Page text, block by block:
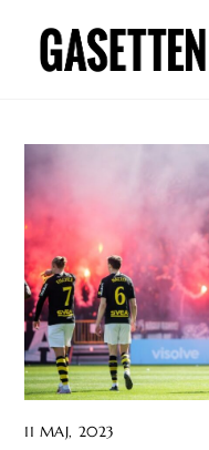
content
11 MAJ, 2023